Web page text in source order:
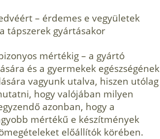
– érdemes e vegyületek
tápszerek gyártásakor
mértékig – a gyártó
és a gyerme­kek egészségének
vagyunk utalva, hiszen utólag
hogy valójában milyen
azonban, hogy a
mértékű e készítmények
előállítók körében.